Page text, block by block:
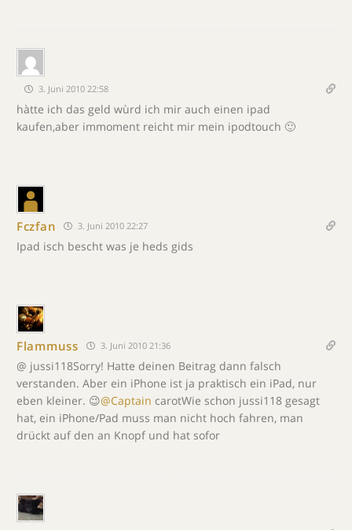
3. Juni 2010 22:58
hàtte ich das geld wùrd ich mir auch einen ipad
kaufen,aber immoment reicht mir mein ipodtouch 🙂
Fczfan 3. Juni 2010 22:27
Ipad isch bescht was je heds gids
Flammuss 3. Juni 2010 21:36
@ jussi118Sorry! Hatte deinen Beitrag dann falsch
verstanden. Aber ein iPhone ist ja praktisch ein iPad, nur
eben kleiner. 😉@Captain carotWie schon jussi118 gesagt
hat, ein iPhone/Pad muss man nicht hoch fahren, man
drückt auf den an Knopf und hat sofor